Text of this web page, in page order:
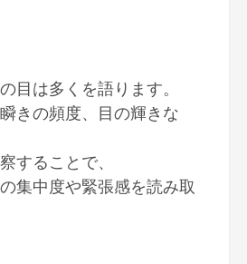
目は多くを語ります。
きの頻度、目の輝きな
することで、
集中度や緊張感を読み取